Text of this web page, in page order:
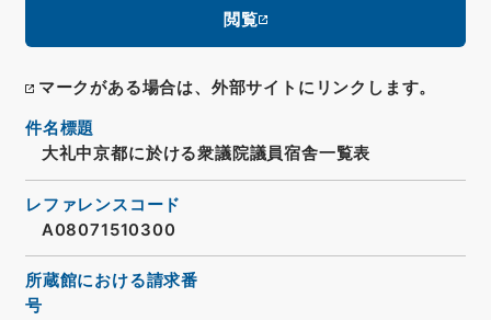
閲覧
マークがある場合は、外部サイトにリンクします。
件名標題
大礼中京都に於ける衆議院議員宿舎一覧表
レファレンスコード
A08071510300
所蔵館における請求番
号